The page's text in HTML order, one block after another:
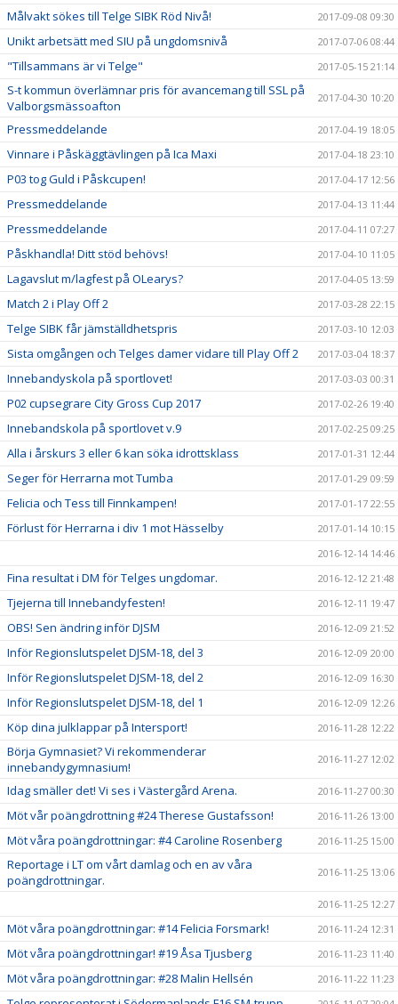
Målvakt sökes till Telge SIBK Röd Nivå! 2017-09-08 09:30
Unikt arbetsätt med SIU på ungdomsnivå 2017-07-06 08:44
"Tillsammans är vi Telge" 2017-05-15 21:14
S-t kommun överlämnar pris för avancemang till SSL på
Valborgsmässoafton
2017-04-30 10:20
Pressmeddelande 2017-04-19 18:05
Vinnare i Påskäggtävlingen på Ica Maxi 2017-04-18 23:10
P03 tog Guld i Påskcupen! 2017-04-17 12:56
Pressmeddelande 2017-04-13 11:44
Pressmeddelande 2017-04-11 07:27
Påskhandla! Ditt stöd behövs! 2017-04-10 11:05
Lagavslut m/lagfest på OLearys? 2017-04-05 13:59
Match 2 i Play Off 2 2017-03-28 22:15
Telge SIBK får jämställdhetspris 2017-03-10 12:03
Sista omgången och Telges damer vidare till Play Off 2 2017-03-04 18:37
Innebandyskola på sportlovet! 2017-03-03 00:31
P02 cupsegrare City Gross Cup 2017 2017-02-26 19:40
Innebandskola på sportlovet v.9 2017-02-25 09:25
Alla i årskurs 3 eller 6 kan söka idrottsklass 2017-01-31 12:44
Seger för Herrarna mot Tumba 2017-01-29 09:59
Felicia och Tess till Finnkampen! 2017-01-17 22:55
Förlust för Herrarna i div 1 mot Hässelby
2017-01-14 10:15
2016-12-14 14:46
Fina resultat i DM för Telges ungdomar. 2016-12-12 21:48
Tjejerna till Innebandyfesten! 2016-12-11 19:47
OBS! Sen ändring inför DJSM 2016-12-09 21:52
Inför Regionslutspelet DJSM-18, del 3 2016-12-09 20:00
Inför Regionslutspelet DJSM-18, del 2 2016-12-09 16:30
Inför Regionslutspelet DJSM-18, del 1 2016-12-09 12:26
Köp dina julklappar på Intersport! 2016-11-28 12:22
Börja Gymnasiet? Vi rekommenderar
innebandygymnasium!
2016-11-27 12:02
Idag smäller det! Vi ses i Västergård Arena. 2016-11-27 00:30
Möt vår poängdrottning #24 Therese Gustafsson! 2016-11-26 13:00
Möt våra poängdrottningar: #4 Caroline Rosenberg 2016-11-25 15:00
Reportage i LT om vårt damlag och en av våra
poängdrottningar.
2016-11-25 13:06
2016-11-25 12:27
Möt våra poängdrottningar: #14 Felicia Forsmark! 2016-11-24 12:31
Möt våra poängdrottningar! #19 Åsa Tjusberg 2016-11-23 11:40
Möt våra poängdrottningar: #28 Malin Hellsén 2016-11-22 11:23